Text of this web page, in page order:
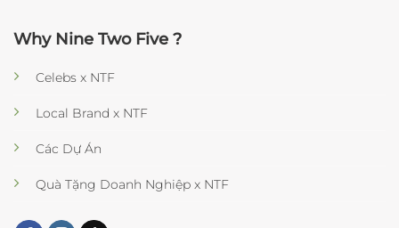
Why Nine Two Five ?
Celebs x NTF
Local Brand x NTF
Các Dự Án
Quà Tặng Doanh Nghiệp x NTF